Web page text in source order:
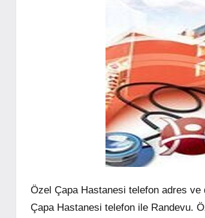
Özel Çapa Hastanesi telefon adres
Çapa Hastanesi telefon ile Randevu.